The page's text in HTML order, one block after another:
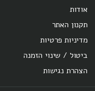
אודות
תקנון האתר
מדיניות פרטיות
ביטול / שינוי הזמנה
הצהרת נגישות